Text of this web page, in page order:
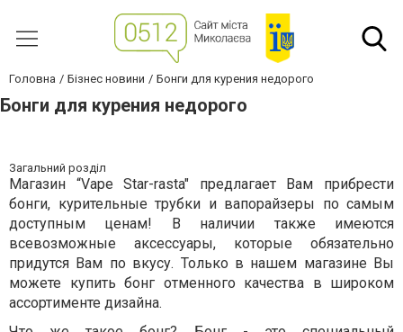
Головна Бізнес новини Бонги для курения недорого
Бонги для курения недорого
Загальний розділ
Магазин “Vape Star-rasta" предлагает Вам прибрести
бонги, курительные трубки и вапорайзеры по самым
доступным ценам! В наличии также имеются
всевозможные аксессуары, которые обязательно
придутся Вам по вкусу. Только в нашем магазине Вы
можете купить бонг отменного качества в широком
ассортименте дизайна.